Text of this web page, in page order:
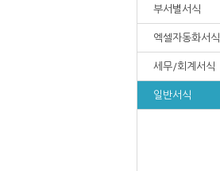
부서별서식
엑셀자동화서식
세무/회계서식
일반서식